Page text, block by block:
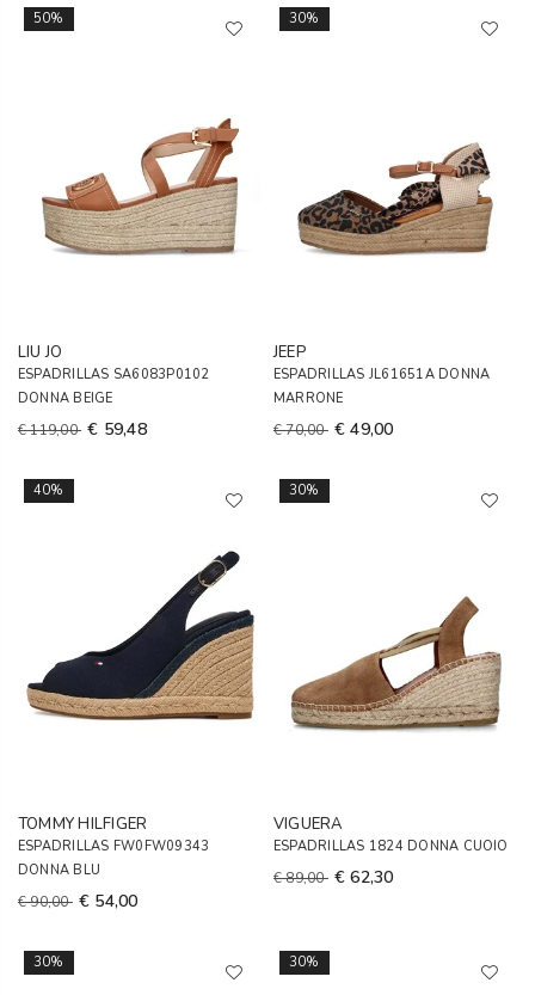
50%
LIU JO
ESPADRILLAS SA6083P0102
DONNA BEIGE
€ 119,00 € 59,48
30%
JEEP
ESPADRILLAS JL61651A DONNA
MARRONE
€ 70,00 € 49,00
40%
TOMMY HILFIGER
ESPADRILLAS FW0FW09343
DONNA BLU
€ 90,00 € 54,00
30%
VIGUERA
ESPADRILLAS 1824 DONNA CUOIO
€ 89,00 € 62,30
30% 30%